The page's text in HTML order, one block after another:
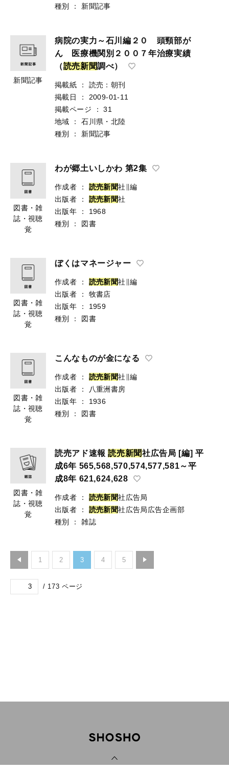
種別
： 新聞記事
新聞記事
病院の実力～石川編２０ 頭頸部が
ん 医療機関別２００７年治療実績
（読売新聞調べ）
掲載紙 ：
読売：朝刊
掲載日
：
2009-01-11
掲載ページ
：
31
地域
：
石川県・北陸
種別
： 新聞記事
図書・雑
誌・視聴
覚
わが郷土いしかわ 第2集
作成者 ： 読売新聞社∥編
出版者
： 読売新聞社
出版年
：
1968
種別
： 図書
図書・雑
誌・視聴
覚
ぼくはマネージャー
作成者 ： 読売新聞社∥編
出版者
：
牧書店
出版年
：
1959
種別
： 図書
図書・雑
誌・視聴
覚
こんなものが金になる
作成者 ： 読売新聞社∥編
出版者
：
八重洲書房
出版年
：
1936
種別
： 図書
図書・雑
誌・視聴
覚
読売アド速報読売新聞社広告局 [編] 平
成6年 565,568,570,574,577,581～平
成8年 621,624,628
作成者 ： 読売新聞社広告局
出版者
： 読売新聞社広告局広告企画部
種別
： 雑誌
1 2 3 4 5
/ 173 ページ